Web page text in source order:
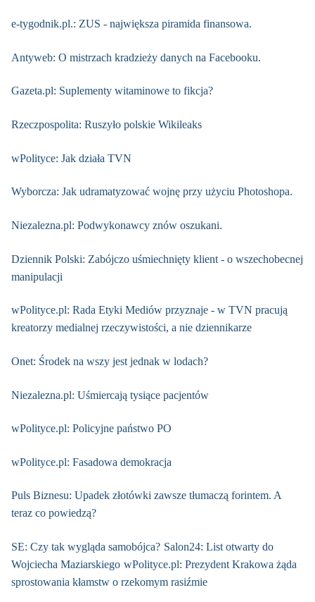
e-tygodnik.pl.: ZUS - największa piramida finansowa.
Antyweb: O mistrzach kradzieży danych na Facebooku.
Gazeta.pl: Suplementy witaminowe to fikcja?
Rzeczpospolita: Ruszyło polskie Wikileaks
wPolityce: Jak działa TVN
Wyborcza: Jak udramatyzować wojnę przy użyciu Photoshopa.
Niezalezna.pl: Podwykonawcy znów oszukani.
Dziennik Polski: Zabójczo uśmiechnięty klient - o wszechobecnej
manipulacji
wPolityce.pl: Rada Etyki Mediów przyznaje - w TVN pracują
kreatorzy medialnej rzeczywistości, a nie dziennikarze
Onet: Środek na wszy jest jednak w lodach?
Niezalezna.pl: Uśmiercają tysiące pacjentów
wPolityce.pl: Policyjne państwo PO
wPolityce.pl: Fasadowa demokracja
Puls Biznesu: Upadek złotówki zawsze tłumaczą forintem. A
teraz co powiedzą?
SE: Czy tak wygląda samobójca? Salon24: List otwarty do
Wojciecha Maziarskiego wPolityce.pl: Prezydent Krakowa żąda
sprostowania kłamstw o rzekomym rasiźmie